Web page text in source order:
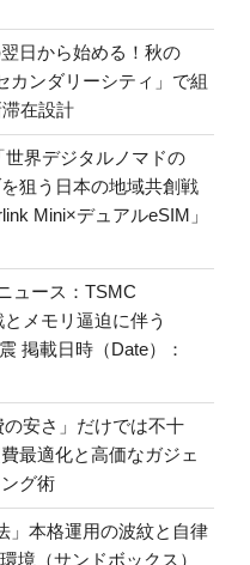
日から始める！秋の
カンダリーシティ」で組
在設計
世界デジタルノマドの
狙う日本の地域共創戦
Mini×デュアルeSIM」
ュース：TSMC
メモリ逼迫に伴う
掲載日時（Date）：
の安さ」だけでは不十
最適化と高価なガジェ
グ術
」本格運用の波紋と自律
境（サンドボックス）